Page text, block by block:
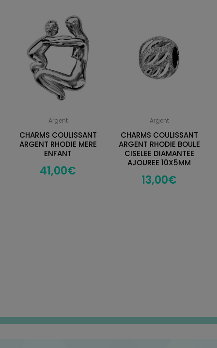
Argent
CHARMS COULISSANT
ARGENT RHODIE MERE
ENFANT
41,00€
Argent
CHARMS COULISSANT
ARGENT RHODIE BOULE
CISELEE DIAMANTEE
AJOUREE 10X5MM
13,00€